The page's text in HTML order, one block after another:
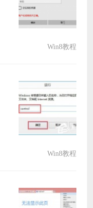
Win8教程
Win8教程